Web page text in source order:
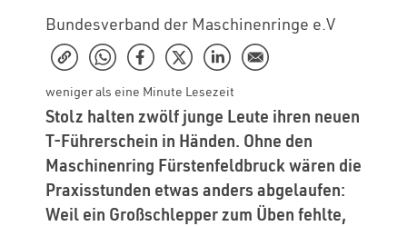
Bundesverband der Maschinenringe e.V
weniger als eine Minute Lesezeit
Stolz halten zwölf junge Leute ihren neuen
T-Führerschein in Händen. Ohne den
Maschinenring Fürstenfeldbruck wären die
Praxisstunden etwas anders abgelaufen:
Weil ein Großschlepper zum Üben fehlte,